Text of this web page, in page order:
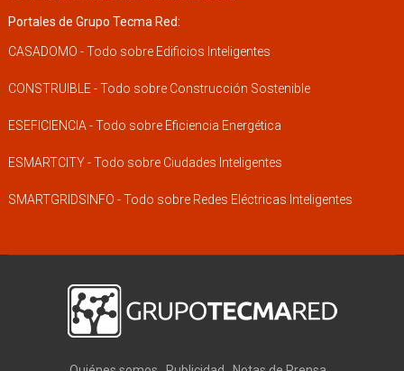
Portales de Grupo Tecma Red:
CASADOMO - Todo sobre Edificios Inteligentes
CONSTRUIBLE - Todo sobre Construcción Sostenible
ESEFICIENCIA - Todo sobre Eficiencia Energética
ESMARTCITY - Todo sobre Ciudades Inteligentes
SMARTGRIDSINFO - Todo sobre Redes Eléctricas Inteligentes